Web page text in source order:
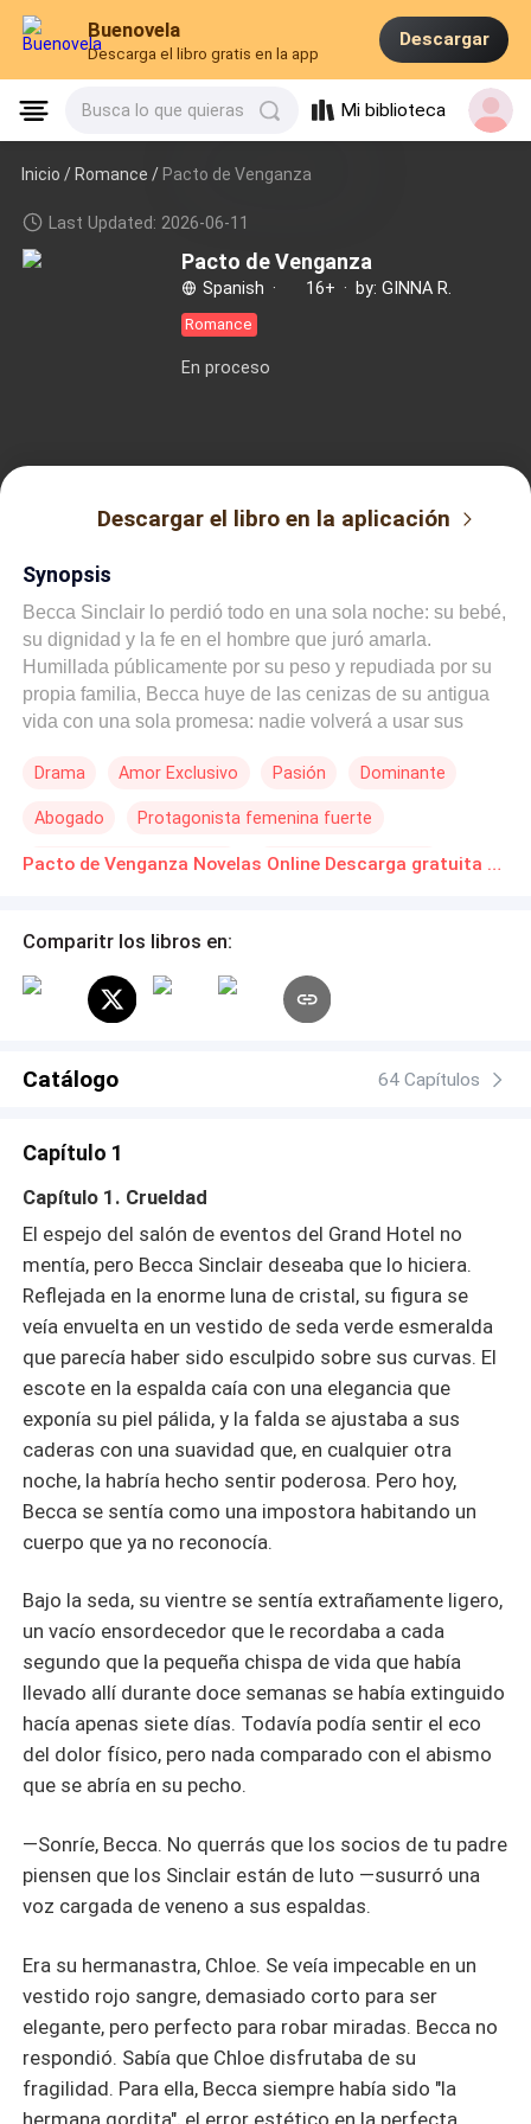
Buenovela
Descarga el libro gratis en la app
Descargar
Busca lo que quieras Mi biblioteca
Inicio /Romance / Pacto de Venganza
Last Updated: 2026-06-11
Pacto de Venganza
Spanish · 16+ · by: GINNA R.
Romance
En proceso
Descargar el libro en la aplicación
Synopsis
Becca Sinclair lo perdió todo en una sola noche: su bebé,
su dignidad y la fe en el hombre que juró amarla.
Humillada públicamente por su peso y repudiada por su
propia familia, Becca huye de las cenizas de su antigua
vida con una sola promesa: nadie volverá a usar sus
nombre: Connor Beaumont. Un hombre tan letalmente
Becca codicia. Cuando sus mundos chocan, nace una
propuesta peligrosa. Él finge necesitar una esposa para
Es un pacto donde el deseo es el riesgo y la venganza es
que la mirada de Connor esconde un secreto... y que el
amor puede ser la trampa más dulce de todas.
Drama Amor Exclusivo Pasión Dominante
Abogado Protagonista femenina fuerte
Matrimonio por Contrato Relación en la Oficina Pacto de Venganza Novelas Online Descarga gratuita de PDF
Comparitr los libros en:
Catálogo 64 Capítulos
Capítulo 1
Capítulo 1. Crueldad
El espejo del salón de eventos del Grand Hotel no
mentía, pero Becca Sinclair deseaba que lo hiciera.
Reflejada en la enorme luna de cristal, su figura se
veía envuelta en un vestido de seda verde esmeralda
que parecía haber sido esculpido sobre sus curvas. El
escote en la espalda caía con una elegancia que
exponía su piel pálida, y la falda se ajustaba a sus
caderas con una suavidad que, en cualquier otra
noche, la habría hecho sentir poderosa. Pero hoy,
Becca se sentía como una impostora habitando un
cuerpo que ya no reconocía.
​Bajo la seda, su vientre se sentía extrañamente ligero,
un vacío ensordecedor que le recordaba a cada
segundo que la pequeña chispa de vida que había
llevado allí durante doce semanas se había extinguido
hacía apenas siete días. Todavía podía sentir el eco
del dolor físico, pero nada comparado con el abismo
que se abría en su pecho.
​—Sonríe, Becca. No querrás que los socios de tu padre
piensen que los Sinclair están de luto —susurró una
voz cargada de veneno a sus espaldas.
​Era su hermanastra, Chloe. Se veía impecable en un
vestido rojo sangre, demasiado corto para ser
elegante, pero perfecto para robar miradas. Becca no
respondió. Sabía que Chloe disfrutaba de su
fragilidad. Para ella, Becca siempre había sido "la